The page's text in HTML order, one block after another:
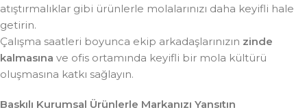
atıştırmalıklar gibi ürünlerle molalarınızı daha keyifli hale
getirin.
Çalışma saatleri boyunca ekip arkadaşlarınızın zinde
kalmasına ve ofis ortamında keyifli bir mola kültürü
oluşmasına katkı sağlayın.
Baskılı Kurumsal Ürünlerle Markanızı Yansıtın